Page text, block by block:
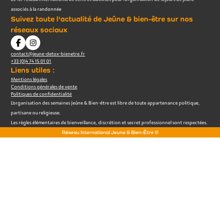
associés à la randonnée
Suivez toute l'actualité de Jeûne & bien-être sur nos
réseaux sociaux
contact@jeune-detox-bienetre.fr
+33 (0)4 74 15 01 01
Liens utiles :
Mentions légales
Conditions générales de vente
Politiques de confidentialité
L’organisation des semaines Jeûne & Bien-être est libre de toute appartenance politique,
partisane ou religieuse.
Les règles élémentaires de bienveillance, discrétion et secret professionnel sont respectées.
Réseau International Jeune & Bien-Être ©